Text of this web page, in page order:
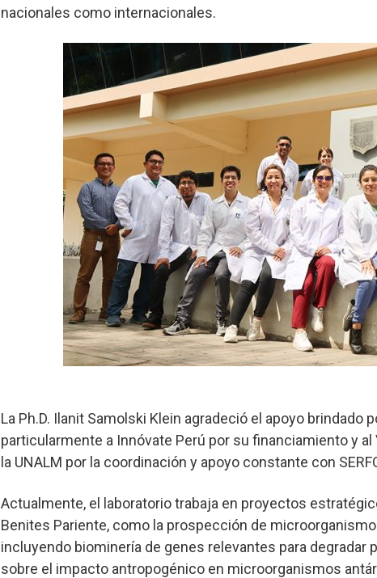
nacionales como internacionales.
La Ph.D. Ilanit Samolski Klein agradeció el apoyo
particularmente a Innóvate Perú por su financiamiento y
la UNALM por la coordinación y apoyo constante con
Actualmente, el laboratorio trabaja en proyectos
Benites Pariente, como la prospección de
incluyendo biominería de genes relevantes para degradar
sobre el impacto antropogénico en microorganismos